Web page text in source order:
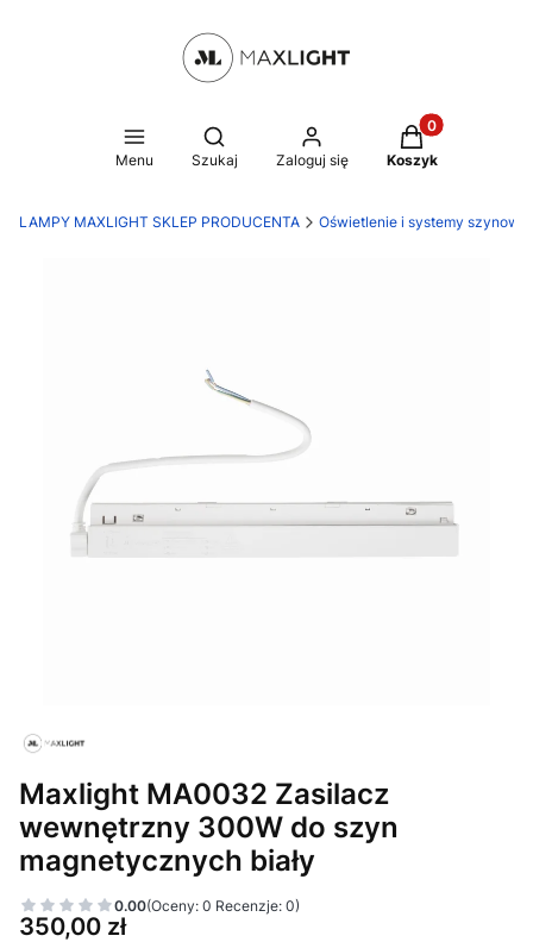
Menu
Otwórz wyszukiwarkę
Szukaj Zaloguj się
Produkty w
Koszyk
LAMPY MAXLIGHT SKLEP PRODUCENTA Oświetlenie i systemy szynowe
Maxlight MA0032 Zasilacz
wewnętrzny 300W do szyn
magnetycznych biały
0.00(Oceny: 0 Recenzje: 0)
Cena
350,00 zł